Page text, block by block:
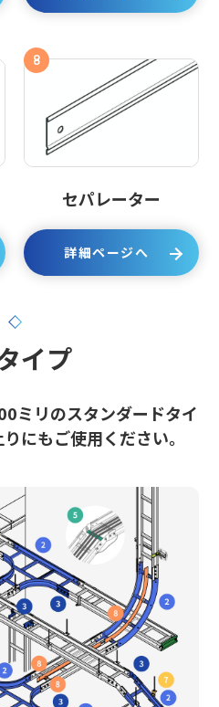
8
セパレーター
詳細ページへ
イプ
ミリのスタンダードタイ
にもご使用ください。